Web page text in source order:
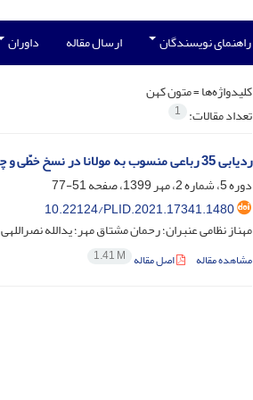
راهنمای نویسندگان ارسال مقاله داوران
کلیدواژه‌ها =متون کهن‌
تعداد مقالات: 1
ردیابی 35 رباعی منسوب به مولانا در نسخ خطّی و چاپی دیوان سنایی و متون کهن‎تر
دوره 5، شماره 2، مهر 1399، صفحه
51-77
10.22124/PLID.2021.17341.1480
مهناز نظامی عنبران؛ رحمان مشتاق مهر؛ یدالله نصراللهی
مشاهده مقاله اصل مقاله 1.41 M